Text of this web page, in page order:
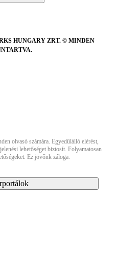
HUNGARY ZRT. © MINDEN
olvasó számára. Egyedülálló elérést,
lehetőséget biztosít. Folyamatosan
Ez jövőnk záloga.